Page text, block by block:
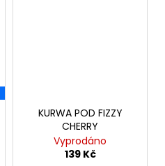
KURWA POD FIZZY
CHERRY
Vyprodáno
139 Kč